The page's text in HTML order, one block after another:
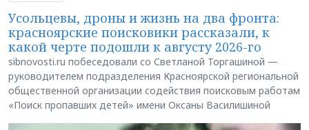
Усольцевы, дроны и жизнь на два фронта:
красноярские поисковики рассказали, к
какой черте подошли к августу 2026-го
sibnovosti.ru побеседовали со Светланой Торгашиной —
руководителем подразделения Красноярской региональной
общественной организации содействия поисковым работам
«Поиск пропавших детей» имени Оксаны Василишиной